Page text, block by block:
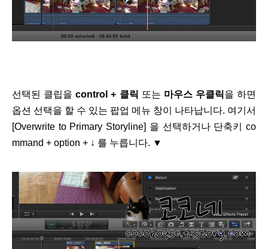
선택된 클립을control + 클릭 또는 마우스 우클릭을 하면
옵션 선택을 할 수 있는 팝업 메뉴 창이 나타납니다. 여기서
[Overwrite to Primary Storyline] 을 선택하거나 단축키 co
mmand + option + ↓ 를 누릅니다. ▼